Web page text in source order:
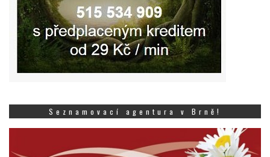
Seznamovací agentura v Brně!